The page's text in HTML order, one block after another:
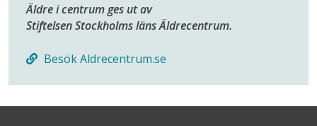
Äldre i centrum ges ut av
Stiftelsen Stockholms läns Äldrecentrum.
Besök Aldrecentrum.se